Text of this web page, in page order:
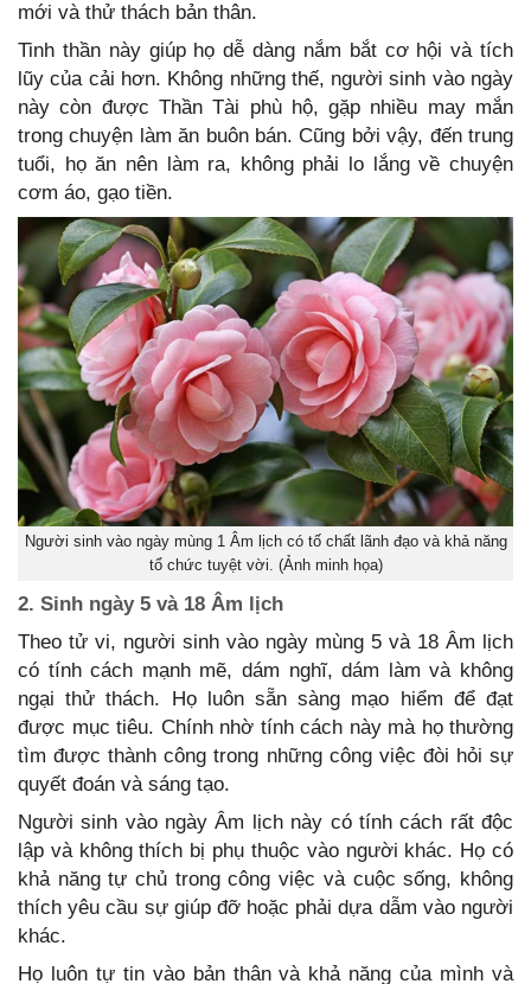
mới và thử thách bản thân.
Tinh thần này giúp họ dễ dàng nắm bắt cơ hội và tích
lũy của cải hơn. Không những thế, người sinh vào ngày
này còn được Thần Tài phù hộ, gặp nhiều may mắn
trong chuyện làm ăn buôn bán. Cũng bởi vậy, đến trung
tuổi, họ ăn nên làm ra, không phải lo lắng về chuyện
cơm áo, gạo tiền.
Người sinh vào ngày mùng 1 Âm lịch có tố chất lãnh đạo và khả năng
tổ chức tuyệt vời. (Ảnh minh họa)
2. Sinh ngày 5 và 18 Âm lịch
Theo tử vi, người sinh vào ngày mùng 5 và 18 Âm lịch
có tính cách mạnh mẽ, dám nghĩ, dám làm và không
ngại thử thách. Họ luôn sẵn sàng mạo hiểm để đạt
được mục tiêu. Chính nhờ tính cách này mà họ thường
tìm được thành công trong những công việc đòi hỏi sự
quyết đoán và sáng tạo.
Người sinh vào ngày Âm lịch này có tính cách rất độc
lập và không thích bị phụ thuộc vào người khác. Họ có
khả năng tự chủ trong công việc và cuộc sống, không
thích yêu cầu sự giúp đỡ hoặc phải dựa dẫm vào người
khác.
Họ luôn tự tin vào bản thân và khả năng của mình và